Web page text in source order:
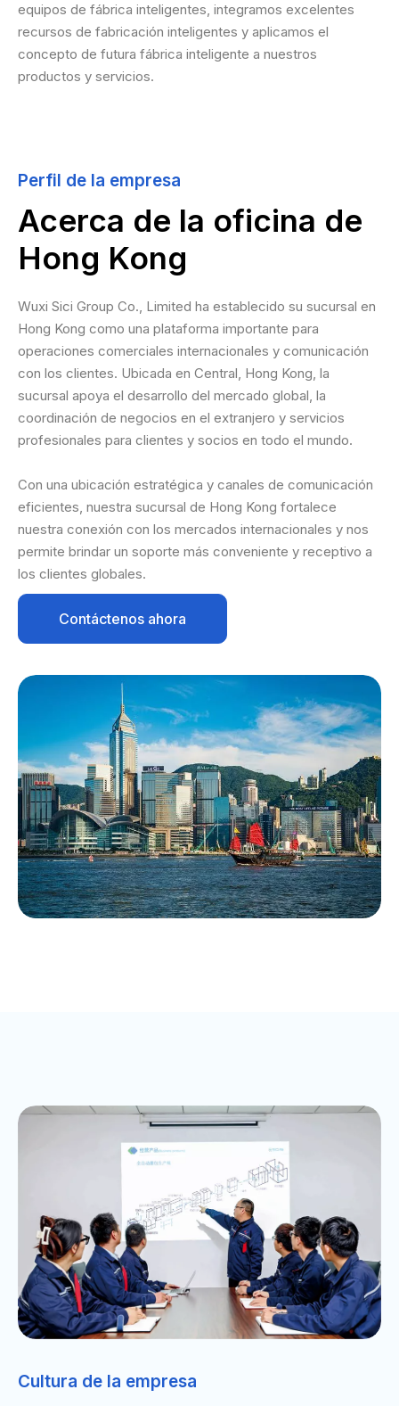
equipos de fábrica inteligentes, integramos excelentes
recursos de fabricación inteligentes y aplicamos el
concepto de futura fábrica inteligente a nuestros
productos y servicios.
Perfil de la empresa
Acerca de la oficina de
Hong Kong
Wuxi Sici Group Co., Limited ha establecido su sucursal en
Hong Kong como una plataforma importante para
operaciones comerciales internacionales y comunicación
con los clientes. Ubicada en Central, Hong Kong, la
sucursal apoya el desarrollo del mercado global, la
coordinación de negocios en el extranjero y servicios
profesionales para clientes y socios en todo el mundo.
Con una ubicación estratégica y canales de comunicación
eficientes, nuestra sucursal de Hong Kong fortalece
nuestra conexión con los mercados internacionales y nos
permite brindar un soporte más conveniente y receptivo a
los clientes globales.
Contáctenos ahora
Cultura de la empresa